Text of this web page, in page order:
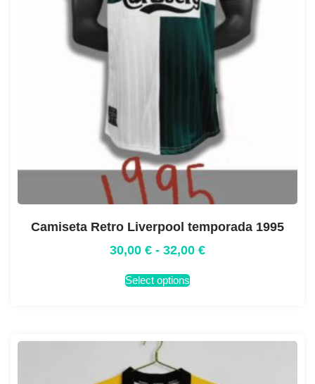
Camiseta Retro Liverpool temporada 1995
30,00 € - 32,00 €
Select options